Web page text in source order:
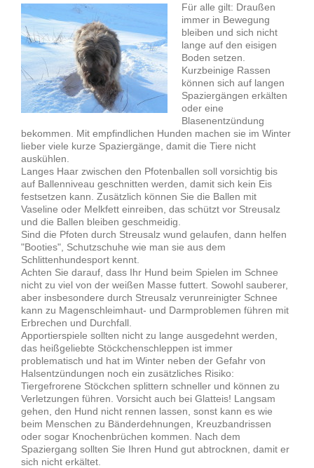
Für alle gilt: Draußen
immer in Bewegung
bleiben und sich nicht
lange auf den eisigen
Boden setzen.
Kurzbeinige Rassen
können sich auf langen
Spaziergängen erkälten
oder eine
Blasenentzündung
bekommen. Mit empfindlichen Hunden machen sie im Winter
lieber viele kurze Spaziergänge, damit die Tiere nicht
auskühlen.
Langes Haar zwischen den Pfotenballen soll vorsichtig bis
auf Ballenniveau geschnitten werden, damit sich kein Eis
festsetzen kann. Zusätzlich können Sie die Ballen mit
Vaseline oder Melkfett einreiben, das schützt vor Streusalz
und die Ballen bleiben geschmeidig.
Sind die Pfoten durch Streusalz wund gelaufen, dann helfen
"Booties", Schutzschuhe wie man sie aus dem
Schlittenhundesport kennt.
Achten Sie darauf, dass Ihr Hund beim Spielen im Schnee
nicht zu viel von der weißen Masse futtert. Sowohl sauberer,
aber insbesondere durch Streusalz verunreinigter Schnee
kann zu Magenschleimhaut- und Darmproblemen führen mit
Erbrechen und Durchfall.
Apportierspiele sollten nicht zu lange ausgedehnt werden,
das heißgeliebte Stöckchenschleppen ist immer
problematisch und hat im Winter neben der Gefahr von
Halsentzündungen noch ein zusätzliches Risiko:
Tiergefrorene Stöckchen splittern schneller und können zu
Verletzungen führen. Vorsicht auch bei Glatteis! Langsam
gehen, den Hund nicht rennen lassen, sonst kann es wie
beim Menschen zu Bänderdehnungen, Kreuzbandrissen
oder sogar Knochenbrüchen kommen. Nach dem
Spaziergang sollten Sie Ihren Hund gut abtrocknen, damit er
sich nicht erkältet.